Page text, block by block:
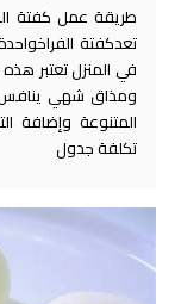
طريقة عمل كفتة
تعدكفتة
في المنزل تعتبر هذه
ومذاق شهي ينافس
المتنوعة وإضافة
تكلفة جدول